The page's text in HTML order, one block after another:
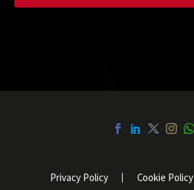
Privacy Policy Cookie Policy